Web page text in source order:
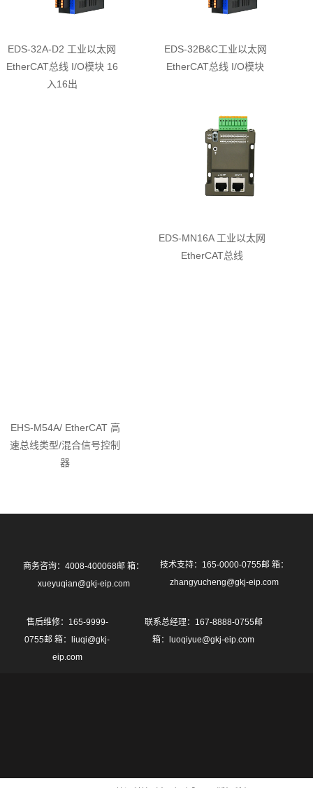
EDS-32A-D2 工业以太网
EtherCAT总线 I/O模块 16
入16出
EDS-32B&C工业以太网
EtherCAT总线 I/O模块
EDS-MN16A 工业以太网
EtherCAT总线
EHS-M54A/ EtherCAT 高
速总线类型/混合信号控制
器
商务咨询：4008-400068邮 箱：
xueyuqian@gkj-eip.com
技术支持：165-0000-0755邮 箱：
zhangyucheng@gkj-eip.com
售后维修：165-9999-
0755邮 箱：liuqi@gkj-
eip.com
联系总经理：167-8888-0755邮
箱：luoqiyue@gkj-eip.com